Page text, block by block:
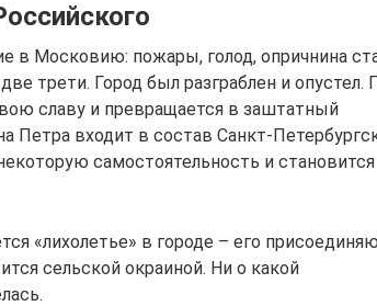
в Московию: пожары, голод, опричнина
трети. Город был разграблен и опустел.
славу и превращается в заштатный
Петра входит в состав Санкт-
самостоятельность и становится
«лихолетье» в городе – его
сельской окраиной. Ни о какой